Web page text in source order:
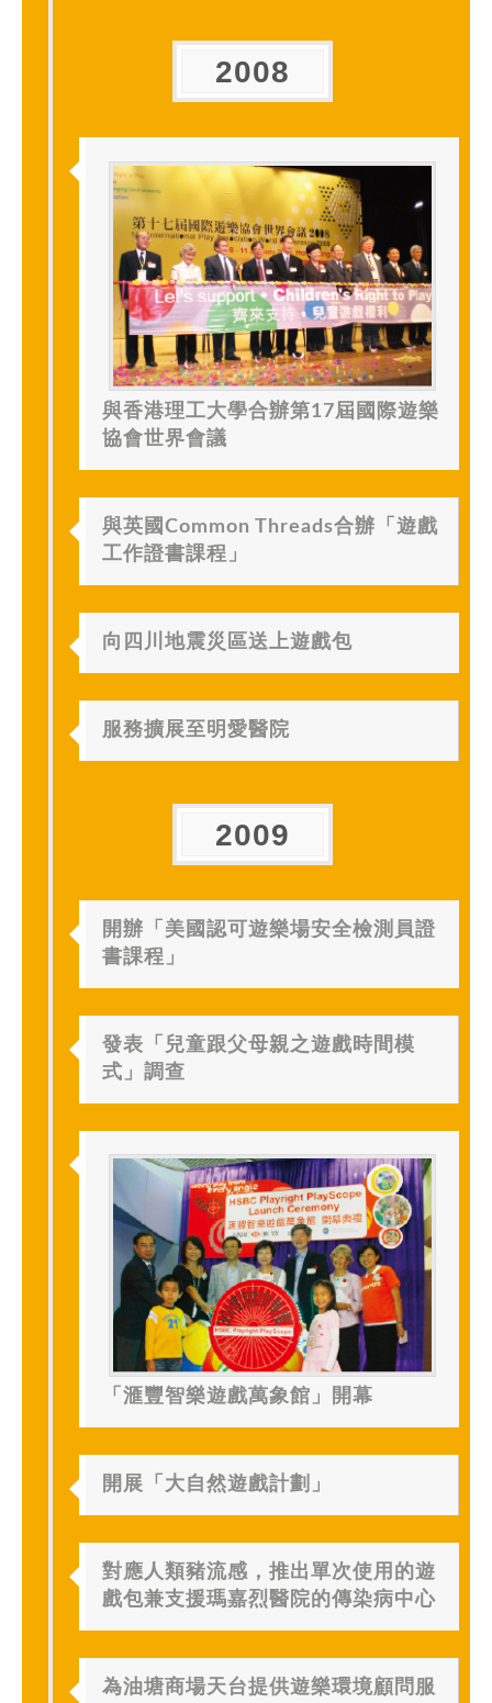
2008
與香港理工大學合辦第17屆國際遊樂
協會世界會議
與英國Common Threads合辦「遊戲
工作證書課程」
向四川地震災區送上遊戲包
服務擴展至明愛醫院
2009
開辦「美國認可遊樂場安全檢測員證
書課程」
發表「兒童跟父母親之遊戲時間模
式」調查
「滙豐智樂遊戲萬象館」開幕
開展「大自然遊戲計劃」
對應人類豬流感，推出單次使用的遊
戲包兼支援瑪嘉烈醫院的傳染病中心
為油塘商場天台提供遊樂環境顧問服